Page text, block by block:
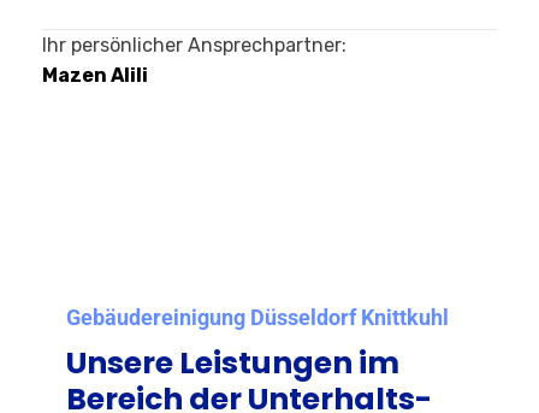
Ihr persönlicher Ansprechpartner:
Mazen Alili
Gebäudereinigung Düsseldorf Knittkuhl
Unsere Leistungen im
Bereich der Unterhalts-